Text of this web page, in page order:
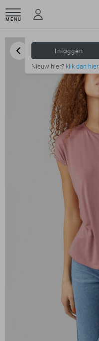
MENU
Inloggen
Nieuw hier? klik dan hier